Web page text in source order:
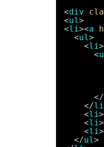
<div
<ul>
<li><a
<ul>
<li
<
</
</li
<li
<li
<li
</ul>